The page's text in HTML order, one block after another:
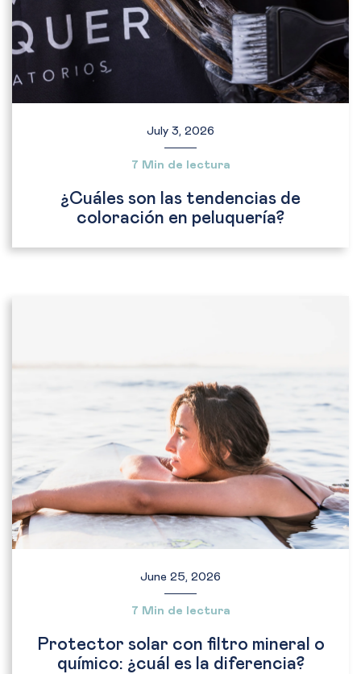
July 3, 2026
7 Min de lectura
¿Cuáles son las tendencias de
coloración en peluquería?
June 25, 2026
7 Min de lectura
Protector solar con filtro mineral o
químico: ¿cuál es la diferencia?